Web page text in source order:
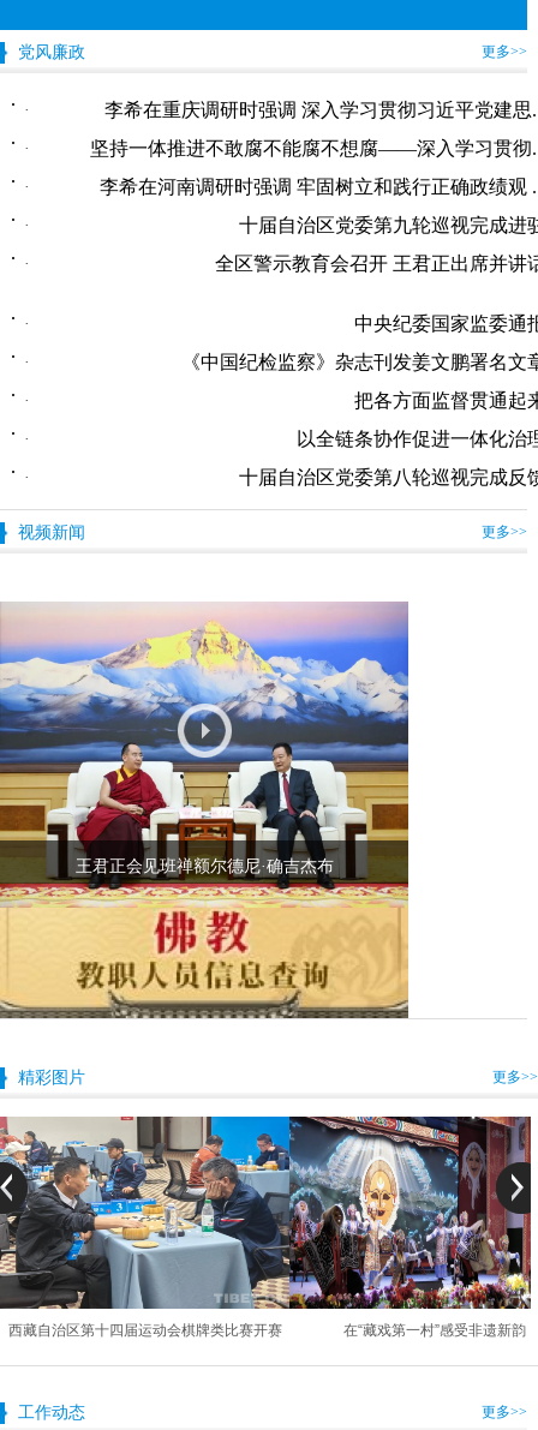
党风廉政 更多>>
· 李希在重庆调研时强调 深入学习贯彻习近平党建思
· 坚持一体推进不敢腐不能腐不想腐——深入学习贯彻
· 李希在河南调研时强调 牢固树立和践行正确政绩观
· 十届自治区党委第九轮巡视完成进
· 全区警示教育会召开 王君正出席并讲
· 中央纪委国家监委通
· 《中国纪检监察》杂志刊发姜文鹏署名文
· 把各方面监督贯通起
· 以全链条协作促进一体化治
· 十届自治区党委第八轮巡视完成反
视频新闻 更多>>
王君正会见班禅额尔德尼·确吉杰布
精彩图片 更多>>
西藏自治区第十四届运动会棋牌类比赛开赛 在“藏戏第一村”感受非遗新韵
工作动态 更多>>